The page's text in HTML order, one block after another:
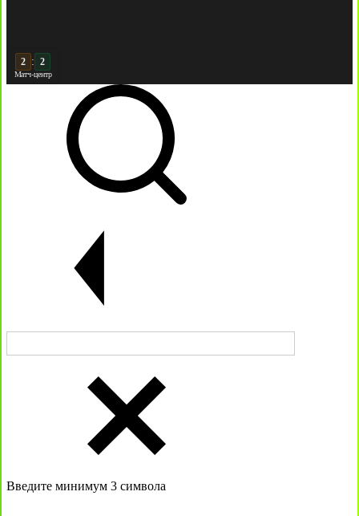
: 2
Матч-центр
Введите минимум 3 символа